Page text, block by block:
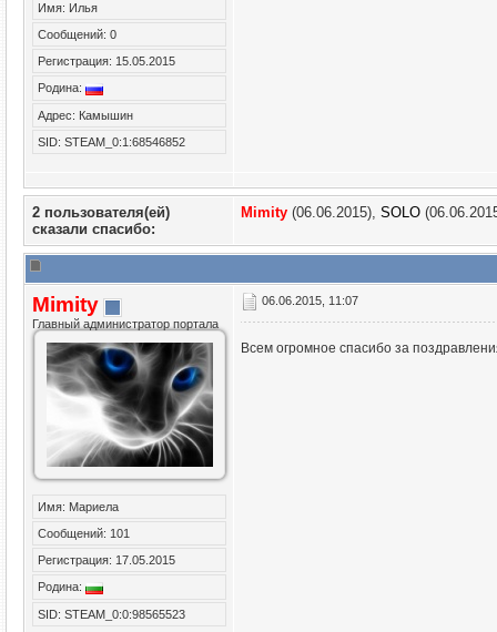
Имя: Илья
Сообщений: 0
Регистрация: 15.05.2015
Родина:
Адрес: Камышин
SID: STEAM_0:1:68546852
2 пользователя(ей)
сказали cпасибо:
Mimity (06.06.2015), SOLO
Mimity
Главный администратор портала
Имя: Мариела
Сообщений: 101
Регистрация: 17.05.2015
Родина:
SID: STEAM_0:0:98565523
06.06.2015, 11:07
Всем огромное спасибо за